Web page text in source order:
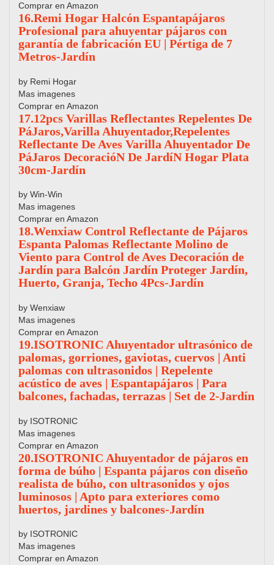
Comprar en Amazon
16.Remi Hogar Halcón Espantapájaros
Profesional para ahuyentar pájaros con
garantía de fabricación EU | Pértiga de 7
Metros-Jardín
by Remi Hogar
Mas imagenes
Comprar en Amazon
17.12pcs Varillas Reflectantes Repelentes De
PáJaros,Varilla Ahuyentador,Repelentes
Reflectante De Aves Varilla Ahuyentador De
PáJaros DecoracióN De JardíN Hogar Plata
30cm-Jardín
by Win-Win
Mas imagenes
Comprar en Amazon
18.Wenxiaw Control Reflectante de Pájaros
Espanta Palomas Reflectante Molino de
Viento para Control de Aves Decoración de
Jardín para Balcón Jardín Proteger Jardín,
Huerto, Granja, Techo 4Pcs-Jardín
by Wenxiaw
Mas imagenes
Comprar en Amazon
19.ISOTRONIC Ahuyentador ultrasónico de
palomas, gorriones, gaviotas, cuervos | Anti
palomas con ultrasonidos | Repelente
acústico de aves | Espantapájaros | Para
balcones, fachadas, terrazas | Set de 2-Jardín
by ISOTRONIC
Mas imagenes
Comprar en Amazon
20.ISOTRONIC Ahuyentador de pájaros en
forma de búho | Espanta pájaros con diseño
realista de búho, con ultrasonidos y ojos
luminosos | Apto para exteriores como
huertos, jardines y balcones-Jardín
by ISOTRONIC
Mas imagenes
Comprar en Amazon